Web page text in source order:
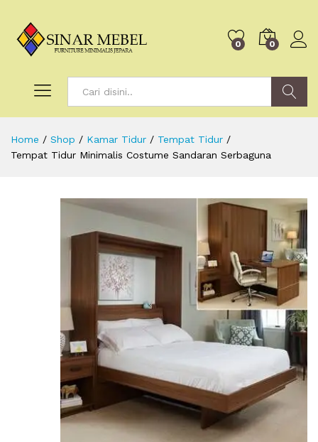
0 0
Search
Home / Shop / Kamar Tidur / Tempat Tidur /
Tempat Tidur Minimalis Costume Sandaran Serbaguna